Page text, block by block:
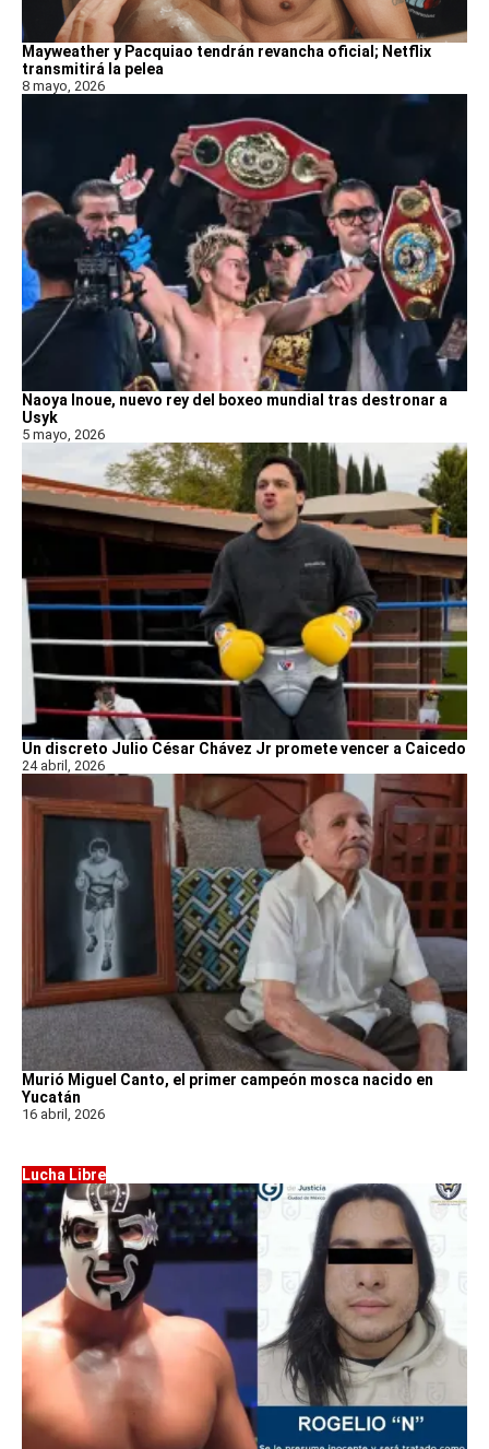
Mayweather y Pacquiao tendrán revancha oficial; Netflix
transmitirá la pelea
8 mayo, 2026
Naoya Inoue, nuevo rey del boxeo mundial tras destronar a
Usyk
5 mayo, 2026
Un discreto Julio César Chávez Jr promete vencer a Caicedo
24 abril, 2026
Murió Miguel Canto, el primer campeón mosca nacido en
Yucatán
16 abril, 2026
Lucha Libre